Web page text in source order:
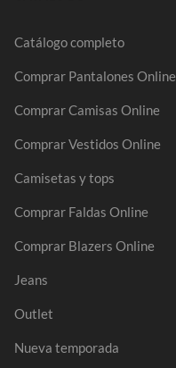
Catálogo completo
Comprar Pantalones Online
Comprar Camisas Online
Comprar Vestidos Online
Camisetas y tops
Comprar Faldas Online
Comprar Blazers Online
Jeans
Outlet
Nueva temporada